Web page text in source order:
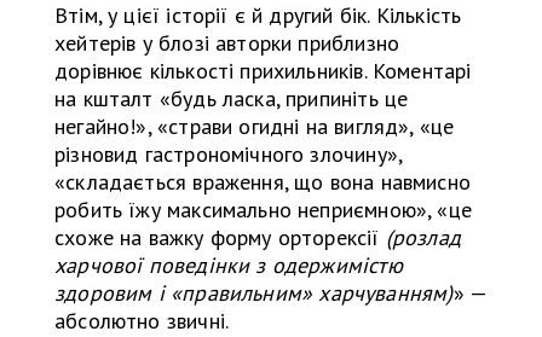
Втім, у цієї історії є й другий бік. Кількість
хейтерів у блозі авторки приблизно
дорівнює кількості прихильників. Коментарі
на кшталт «будь ласка, припиніть це
негайно!», «страви огидні на вигляд», «це
різновид гастрономічного злочину»,
«складається враження, що вона навмисно
робить їжу максимально неприємною», «це
схоже на важку форму орторексії (розлад
харчової поведінки з одержимістю
здоровим і«правильним» харчуванням)» —
абсолютно звичні.